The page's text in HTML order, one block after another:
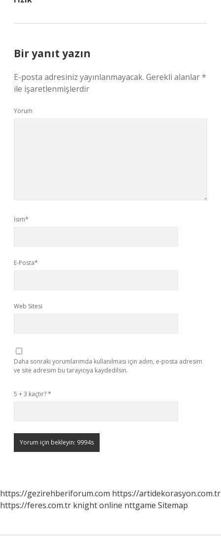
Bir yanıt yazın
E-posta adresiniz yayınlanmayacak. Gerekli alanlar*
ile işaretlenmişlerdir
Yorum
İsim*
E-Posta*
Web Sitesi
Daha sonraki yorumlarımda kullanılması için adım, e-posta adresim
ve site adresim bu tarayıcıya kaydedilsin.
5 + 3 kaçtır?*
https://gezirehberiforum.com https://artidekorasyon.com.tr
https://feres.com.tr knight online nttgame Sitemap